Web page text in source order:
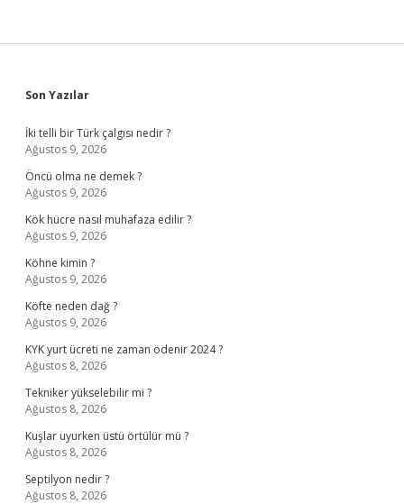
Sidebar
Son Yazılar
İki telli bir Türk çalgısı nedir ?
Ağustos 9, 2026
Öncü olma ne demek ?
Ağustos 9, 2026
Kök hücre nasıl muhafaza edilir ?
Ağustos 9, 2026
Köhne kimin ?
Ağustos 9, 2026
Köfte neden dağ ?
Ağustos 9, 2026
KYK yurt ücreti ne zaman ödenir 2024 ?
Ağustos 8, 2026
Tekniker yükselebilir mi ?
Ağustos 8, 2026
Kuşlar uyurken üstü örtülür mü ?
Ağustos 8, 2026
Septilyon nedir ?
Ağustos 8, 2026